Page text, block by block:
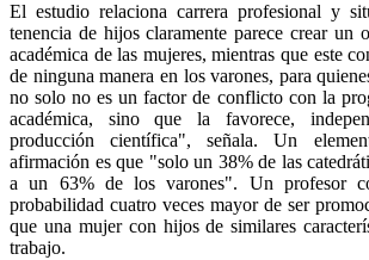
El estudio relaciona carrera profesional y
tenencia de hijos claramente parece crear un
académica de las mujeres, mientras que este
de ninguna manera en los varones, para
no solo no es un factor de conflicto con la
académica, sino que la favorece,
producción científica", señala. Un
afirmación es que "solo un 38% de las
a un 63% de los varones". Un profesor
probabilidad cuatro veces mayor de ser
que una mujer con hijos de similares
trabajo.